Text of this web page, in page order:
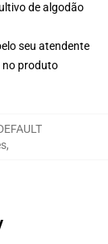
de algodão
seu atendente
no produto
,